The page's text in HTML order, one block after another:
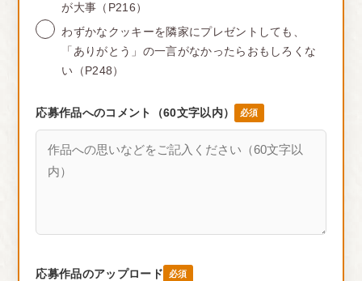
が大事（P216）
わずかなクッキーを隣家にプレゼントしても、
「ありがとう」の一言がなかったらおもしろくな
い（P248）
応募作品へのコメント（60文字以内） 必須
応募作品のアップロード 必須